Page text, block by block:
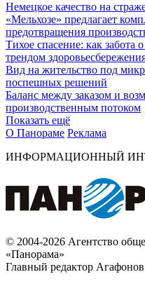
Немецкое качество на
«Мельхозе» предлагает
предотвращения
Тихое спасение: как забота
трендом
Вид на жительство под
поспешных решений
Баланс между заказом и
производственным потоком
Показать ещё
О Панораме Реклама
ИНФОРМАЦИОННЫЙ
© 2004-2026 Агентство
«Панорама»
Главный редактор